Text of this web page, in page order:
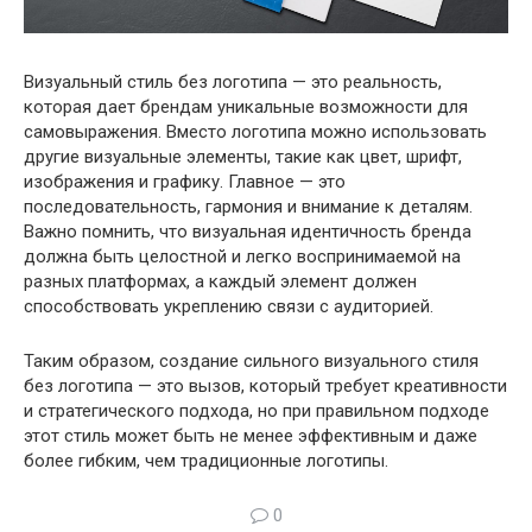
Визуальный стиль без логотипа — это реальность,
которая дает брендам уникальные возможности для
самовыражения. Вместо логотипа можно использовать
другие визуальные элементы, такие как цвет, шрифт,
изображения и графику. Главное — это
последовательность, гармония и внимание к деталям.
Важно помнить, что визуальная идентичность бренда
должна быть целостной и легко воспринимаемой на
разных платформах, а каждый элемент должен
способствовать укреплению связи с аудиторией.
Таким образом, создание сильного визуального стиля
без логотипа — это вызов, который требует креативности
и стратегического подхода, но при правильном подходе
этот стиль может быть не менее эффективным и даже
более гибким, чем традиционные логотипы.
0